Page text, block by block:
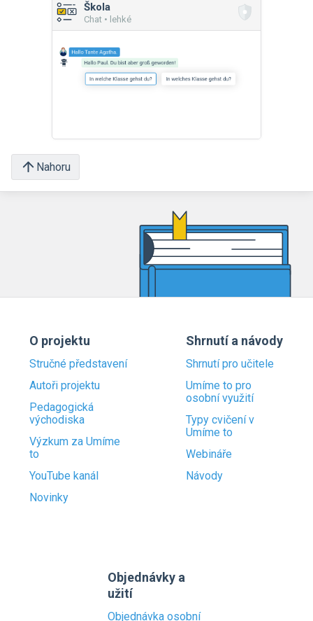
Škola
Chat • lehké
Nahoru
O projektu
Stručné představení
Autoři projektu
Pedagogická
východiska
Výzkum za Umíme
to
YouTube kanál
Novinky
Shrnutí a návody
Shrnutí pro učitele
Umíme to pro
osobní využití
Typy cvičení v
Umíme to
Webináře
Návody
Objednávky a
užití
Objednávka osobní